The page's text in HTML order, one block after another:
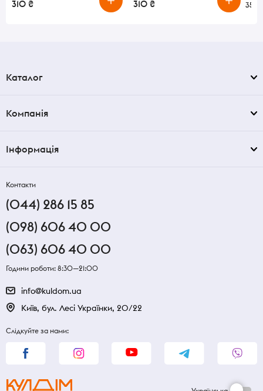
310 ₴ 310 ₴ 350
Каталог
Компанія
Інформація
Контакти
(044) 286 15 85
(098) 606 40 00
(063) 606 40 00
Години роботи: 8:30—21:00
info@kuldom.ua
Київ, бул. Лесі Українки, 20/22
Слідкуйте за нами: